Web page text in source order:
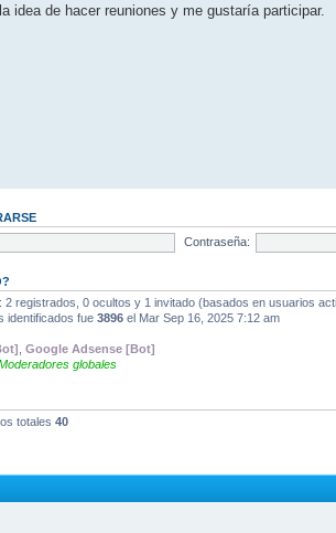
idea de hacer reuniones y me gustaría participar.
Contraseña:
2 registrados, 0 ocultos y 1 invitado (basados en usuarios
identificados fue 3896 el Mar Sep 16, 2025 7:12 am
Google Adsense [Bot]
globales
totales 40